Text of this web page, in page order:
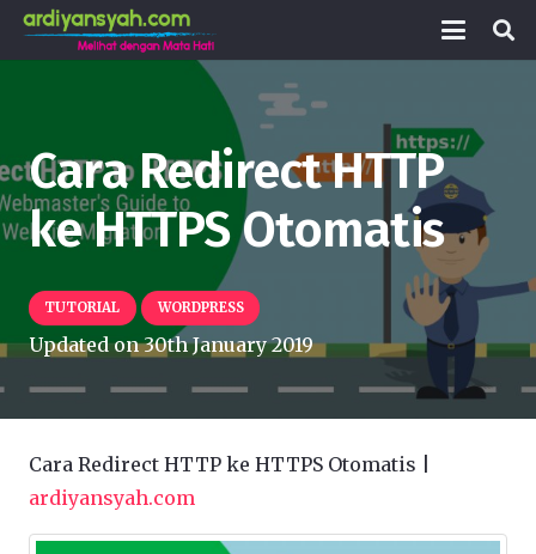
Cara Redirect HTTP
ke HTTPS Otomatis
TUTORIAL WORDPRESS
Updated on30th January 2019
Cara Redirect HTTP ke HTTPS Otomatis |
ardiyansyah.com